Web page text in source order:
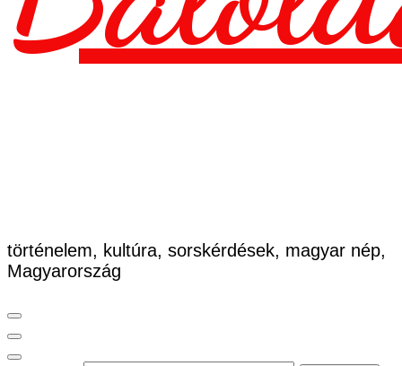
történelem, kultúra, sorskérdések, magyar nép,
Magyarország